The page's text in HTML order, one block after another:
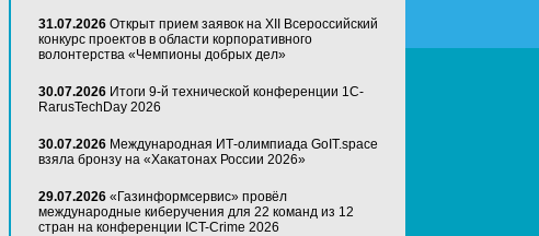
31.07.2026 Открыт прием заявок на XII Всероссийский
конкурс проектов в области корпоративного
волонтерства «Чемпионы добрых дел»
30.07.2026 Итоги 9-й технической конференции 1C-
RarusTechDay 2026
30.07.2026 Международная ИТ-олимпиада GoIT.space
взяла бронзу на «Хакатонах России 2026»
29.07.2026 «Газинформсервис» провёл
международные киберучения для 22 команд из 12
стран на конференции ICT-Crime 2026